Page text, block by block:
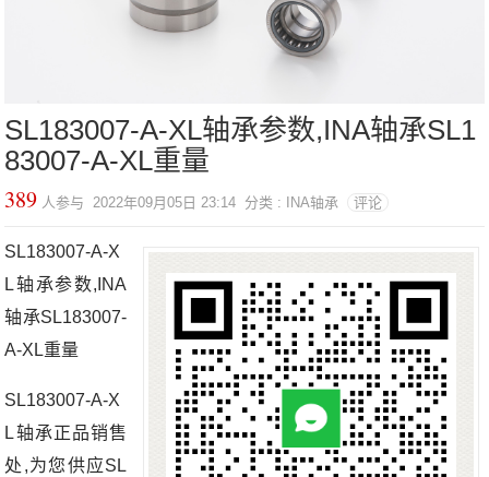
SL183007-A-XL轴承参数,INA轴承SL1
83007-A-XL重量
389 人参与 2022年09月05日 23:14 分类 : INA轴承 评论
SL183007-A-X
L轴承参数,INA
轴承SL183007-
A-XL重量
SL183007-A-X
L轴承正品销售
处,为您供应SL